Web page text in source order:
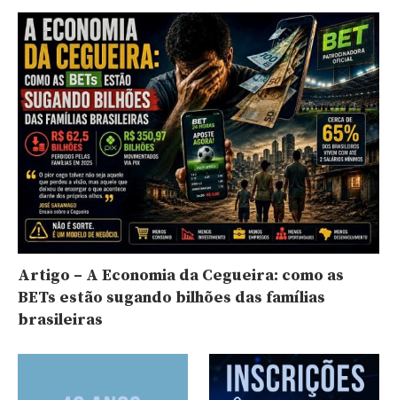
Artigo – A Economia da Cegueira: como as
BETs estão sugando bilhões das famílias
brasileiras